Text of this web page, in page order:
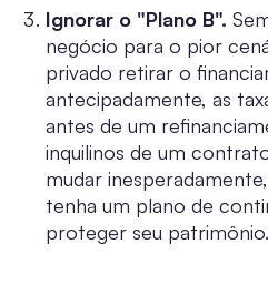
Ignorar o "Plano B".
negócio para o pior
privado retirar o
antecipadamente, as
antes de um
inquilinos de um
mudar
tenha um plano de
proteger seu patrimônio.